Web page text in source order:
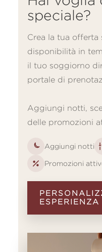
speciale?
Crea la tua offerta
disponibilità in
il tuo soggiorno
portale di
Aggiungi notti,
delle promozioni
Aggiungi notti
Promozioni
ESPERIENZA